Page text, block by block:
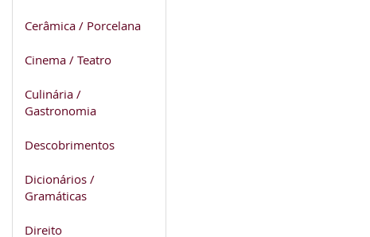
Cerâmica / Porcelana
Cinema / Teatro
Culinária /
Gastronomia
Descobrimentos
Dicionários /
Gramáticas
Direito